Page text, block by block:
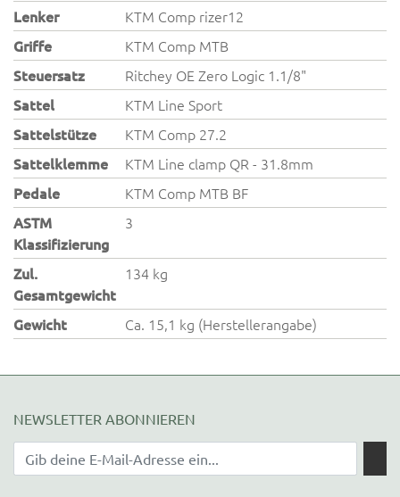
Lenker
KTM Comp rizer12
Griffe
KTM Comp MTB
Steuersatz
Ritchey OE Zero Logic 1.1/8"
Sattel
KTM Line Sport
Sattelstütze
KTM Comp 27.2
Sattelklemme
KTM Line clamp QR - 31.8mm
Pedale
KTM Comp MTB BF
ASTM
Klassifizierung
3
Zul.
Gesamtgewicht
134 kg
Gewicht Ca. 15,1 kg (Herstellerangabe)
NEWSLETTER ABONNIEREN